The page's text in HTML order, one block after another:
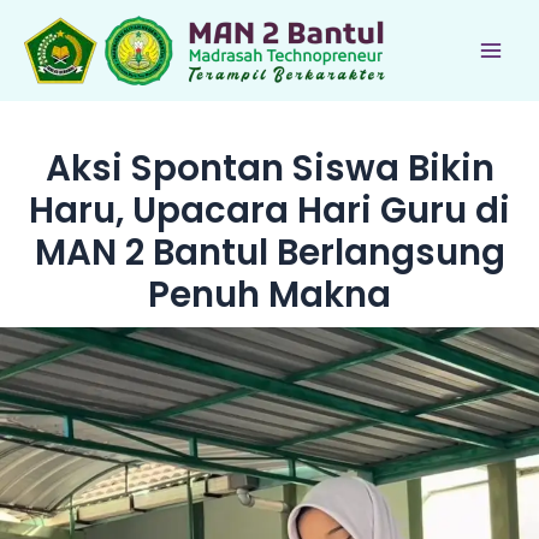
konten
Aksi Spontan Siswa Bikin
Haru, Upacara Hari Guru di
MAN 2 Bantul Berlangsung
Penuh Makna